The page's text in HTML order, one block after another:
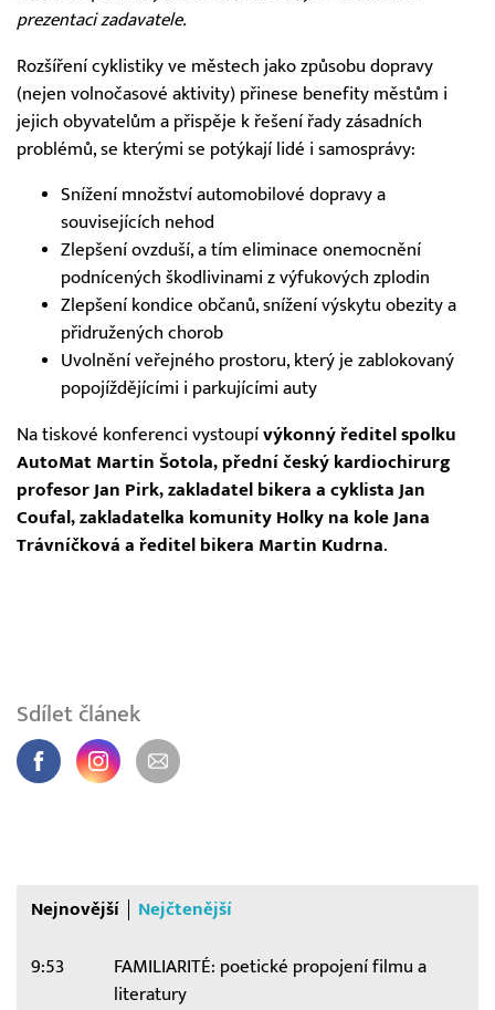
prezentaci zadavatele.
Rozšíření cyklistiky ve městech jako způsobu dopravy
(nejen volnočasové aktivity) přinese benefity městům i
jejich obyvatelům a přispěje k řešení řady zásadních
problémů, se kterými se potýkají lidé i samosprávy:
Snížení množství automobilové dopravy a
souvisejících nehod
Zlepšení ovzduší, a tím eliminace onemocnění
podnícených škodlivinami z výfukových zplodin
Zlepšení kondice občanů, snížení výskytu obezity a
přidružených chorob
Uvolnění veřejného prostoru, který je zablokovaný
popojíždějícími i parkujícími auty
Na tiskové konferenci vystoupí výkonný ředitel spolku
AutoMat Martin Šotola, přední český kardiochirurg
profesor Jan Pirk, zakladatel bikera a cyklista Jan
Coufal, zakladatelka komunity Holky na kole Jana
Trávníčková a ředitel bikera Martin Kudrna.
Sdílet článek
Nejnovější Nejčtenější
9:53
FAMILIARITÉ: poetické propojení filmu a
literatury